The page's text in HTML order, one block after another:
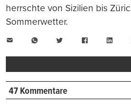
herrschte von Sizilien bis
Sommerwetter.
WhatsAppTwitter Facebook
47 Kommentare